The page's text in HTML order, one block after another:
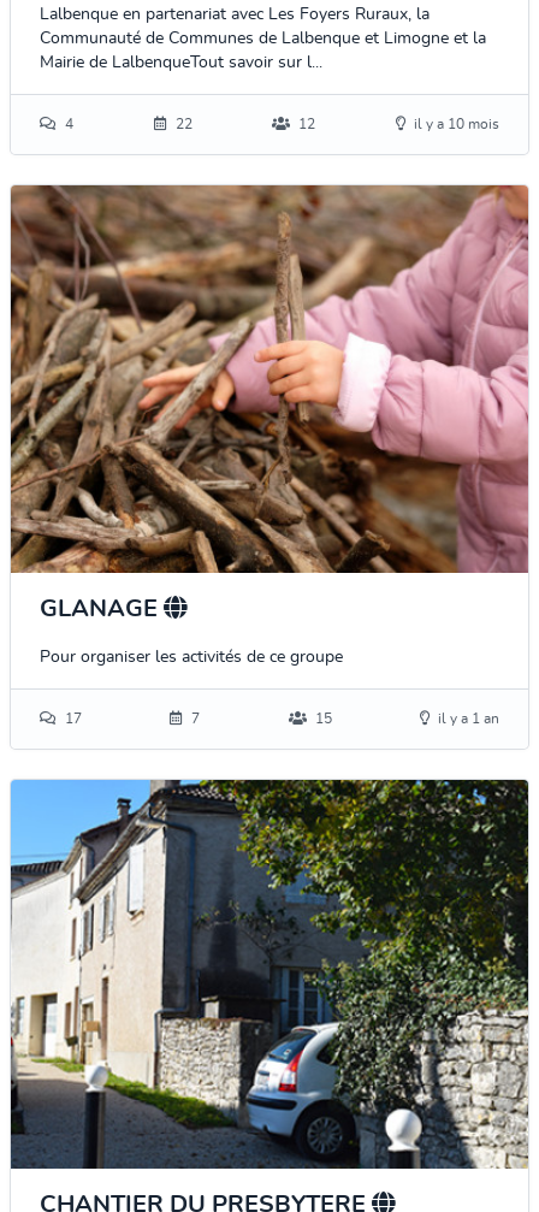
Lalbenque en partenariat avec Les Foyers Ruraux, la
Communauté de Communes de Lalbenque et Limogne et la
Mairie de LalbenqueTout savoir sur l...
4 22 12 il y a 10 mois
GLANAGE
Pour organiser les activités de ce groupe
17 7 15 il y a 1 an
CHANTIER DU PRESBYTERE